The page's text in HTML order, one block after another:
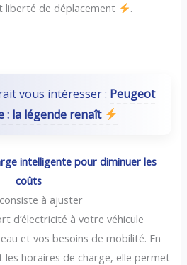
liberté de déplacement
.
vous intéresser : Peugeot
: la légende renaît
intelligente pour diminuer les
coûts
consiste à ajuster
d’électricité à votre véhicule
et vos besoins de mobilité. En
les horaires de charge, elle permet